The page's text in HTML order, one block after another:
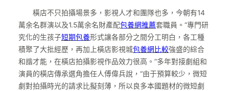
橫店不只拍攝場景多，影視人才和團隊也多，今朝有14
萬余名群演以及1.5萬余名財產配包養網推薦套職員。“專門研
究化的生孩子短期包養形式讓各部分之間分工明白，各工種
積聚了大批經歷，再加上橫店影視城包養網比較強盛的綜合
和諧才能，在橫店拍攝影視作品效力很高。”多年對接劇組和
演員的橫店傳承選角擔任人傅偉兵說，“由于預算較少，微短
劇對拍攝時光的請求比擬刻薄，所以良多本國題材的微短劇